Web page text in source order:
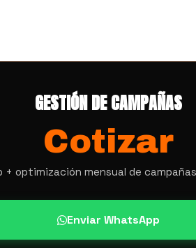
GESTIÓN DE CAMPAÑAS
Cotizar
+ optimización mensual de
Enviar WhatsApp